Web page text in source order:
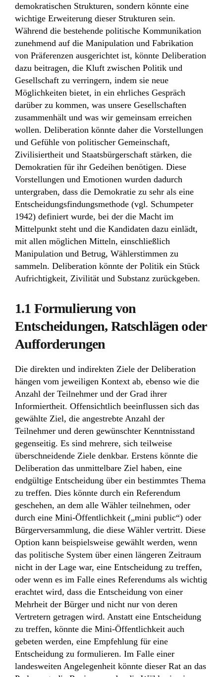
demokratischen Strukturen, sondern könnte eine
wichtige Erweiterung dieser Strukturen sein.
Während die bestehende politische Kommunikation
zunehmend auf die Manipulation und Fabrikation
von Präferenzen ausgerichtet ist, könnte Deliberation
dazu beitragen, die Kluft zwischen Politik und
Gesellschaft zu verringern, indem sie neue
Möglichkeiten bietet, in ein ehrliches Gespräch
darüber zu kommen, was unsere Gesellschaften
zusammenhält und was wir gemeinsam erreichen
wollen. Deliberation könnte daher die Vorstellungen
und Gefühle von politischer Gemeinschaft,
Zivilisiertheit und Staatsbürgerschaft stärken, die
Demokratien für ihr Gedeihen benötigen. Diese
Vorstellungen und Emotionen wurden dadurch
untergraben, dass die Demokratie zu sehr als eine
Entscheidungsfindungsmethode (vgl. Schumpeter
1942) definiert wurde, bei der die Macht im
Mittelpunkt steht und die Kandidaten dazu einlädt,
mit allen möglichen Mitteln, einschließlich
Manipulation und Betrug, Wählerstimmen zu
sammeln. Deliberation könnte der Politik ein Stück
Aufrichtigkeit, Zivilität und Substanz zurückgeben.
1.1 Formulierung von
Entscheidungen, Ratschlägen oder
Aufforderungen
Die direkten und indirekten Ziele der Deliberation
hängen vom jeweiligen Kontext ab, ebenso wie die
Anzahl der Teilnehmer und der Grad ihrer
Informiertheit. Offensichtlich beeinflussen sich das
gewählte Ziel, die angestrebte Anzahl der
Teilnehmer und deren gewünschter Kenntnisstand
gegenseitig. Es sind mehrere, sich teilweise
überschneidende Ziele denkbar. Erstens könnte die
Deliberation das unmittelbare Ziel haben, eine
endgültige Entscheidung über ein bestimmtes Thema
zu treffen. Dies könnte durch ein Referendum
geschehen, an dem alle Wähler teilnehmen, oder
durch eine Mini-Öffentlichkeit („mini public“) oder
Bürgerversammlung, die diese Wähler vertritt. Diese
Option kann beispielsweise gewählt werden, wenn
das politische System über einen längeren Zeitraum
nicht in der Lage war, eine Entscheidung zu treffen,
oder wenn es im Falle eines Referendums als wichtig
erachtet wird, dass die Entscheidung von einer
Mehrheit der Bürger und nicht nur von deren
Vertretern getragen wird. Anstatt eine Entscheidung
zu treffen, könnte die Mini-Öffentlichkeit auch
gebeten werden, eine Empfehlung für eine
Entscheidung zu formulieren. Im Falle einer
landesweiten Angelegenheit könnte dieser Rat an das